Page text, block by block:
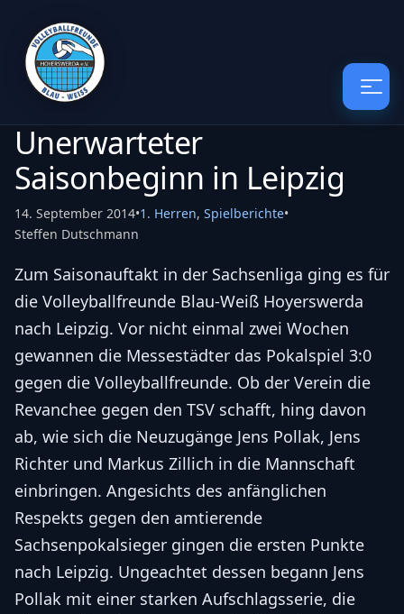
Unerwarteter
Saisonbeginn in Leipzig
14. September 2014•1. Herren, Spielberichte•
Steffen Dutschmann
Zum Saisonauftakt in der Sachsenliga ging es für
die Volleyballfreunde Blau-Weiß Hoyerswerda
nach Leipzig. Vor nicht einmal zwei Wochen
gewannen die Messestädter das Pokalspiel 3:0
gegen die Volleyballfreunde. Ob der Verein die
Revanchee gegen den TSV schafft, hing davon
ab, wie sich die Neuzugänge Jens Pollak, Jens
Richter und Markus Zillich in die Mannschaft
einbringen. Angesichts des anfänglichen
Respekts gegen den amtierende
Sachsenpokalsieger gingen die ersten Punkte
nach Leipzig. Ungeachtet dessen begann Jens
Pollak mit einer starken Aufschlagsserie, die